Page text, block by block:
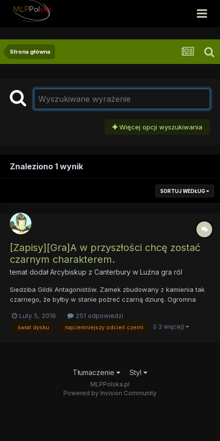
Strona główna
Więcej opcji wyszukiwania
Znaleziono 1 wynik
SORTUJ WEDŁUG
[Zapisy][Gra]A w przyszłości chcę zostać
czarnym charakterem.
temat dodałArcybiskup z Canterbury w Luźna gra ról
Siedziba Gildii Antagonistów. Zamek zbudowany z kamienia tak
czarnego, że byłby w stanie pożreć czarną dziurę. Ogromna
wysokie wieże. Ściany podziurawione są wysokimi oknami
zakończonymi łukami - koniecznie ostrymi. Personel Gildii dba...
Luty 5, 2016 251 odpowiedzi
świat dysku najciemniejszy odcień czerni (i 3 więcej)
Tłumaczenie Styl
MLPPolska.pl
Powered by Invision Community